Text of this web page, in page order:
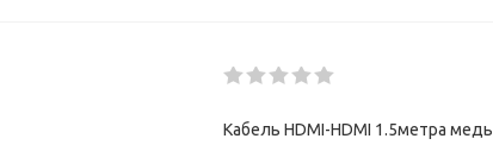
Кабель HDMI-HDMI 1.5метра медь